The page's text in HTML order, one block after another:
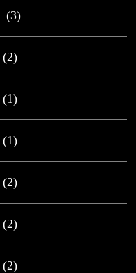
(3)
(2)
(1)
(1)
(2)
(2)
(2)